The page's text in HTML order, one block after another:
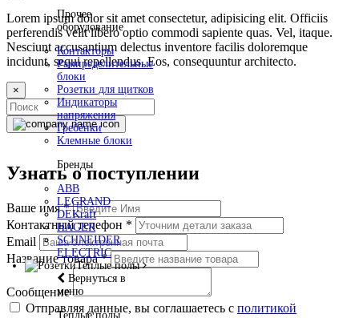
Прочее
оборудование
Контакторы
Рампределительные
блоки
Розетки для щитков
Индикаторы
напряжения
Гребёнки
Клемные блоки
Бренды
ABB
LEGRAND
DEKraft
HAGER
SCHNEIDER
ELECTRIC
Теплые полы
Вернуться в
меню
Теплые полы
Lorem ipsum dolor sit amet consectetur, adipisicing elit. Officiis
perferendis velit libero optio commodi sapiente quas. Vel, itaque.
Nesciunt accusantium delectus inventore facilis doloremque
incidunt, sequi repellendus. Eos, consequuntur architecto.
×
Узнать о поступлении
Ваше имя*
Контактный телефон *
Email
Название товара*
Сообщение
Отправляя данные, вы соглашаетесь с политикой